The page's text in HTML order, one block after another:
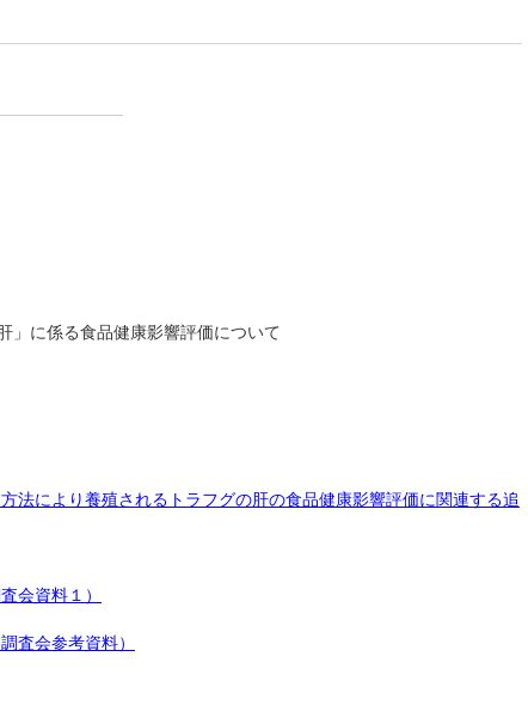
」に係る食品健康影響評価について
法により養殖されるトラフグの肝の食品健康影響評価に関連する追
会資料１）
査会参考資料）